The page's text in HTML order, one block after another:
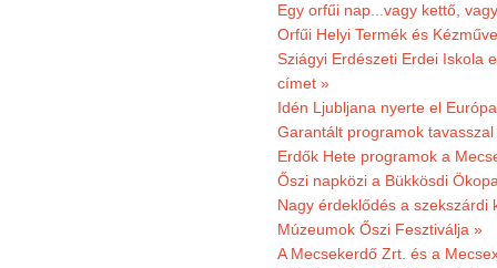
Egy orfűi nap...vagy kettő,
Orfűi Helyi Termék és
Sziágyi Erdészeti Erdei Iskola
címet »
Idén Ljubljana nyerte el
Garantált programok tavasszal
Erdők Hete programok a
Őszi napközi a Bükkösdi
Nagy érdeklődés a szekszárdi
Múzeumok Őszi Fesztiválja »
A Mecsekerdő Zrt. és a